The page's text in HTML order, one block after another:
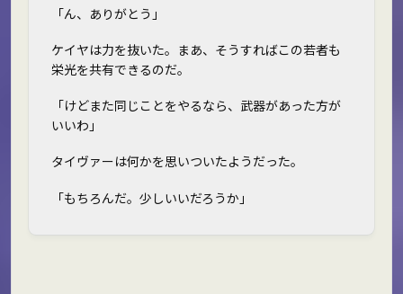
「ん、ありがとう」
ケイヤは力を抜いた。まあ、そうすればこの若者も
栄光を共有できるのだ。
「けどまた同じことをやるなら、武器があった方が
いいわ」
タイヴァーは何かを思いついたようだった。
「もちろんだ。少しいいだろうか」